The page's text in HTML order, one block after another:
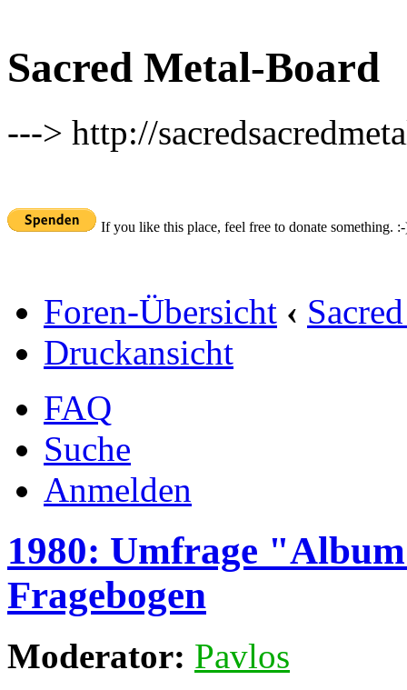
Sacred Metal-Board
---> http://
If you like this place, feel free to donate something.
Foren-Übersicht ‹
Druckansicht
FAQ
Suche
Anmelden
1980: Umfrage
Fragebogen
Moderator: Pavlos